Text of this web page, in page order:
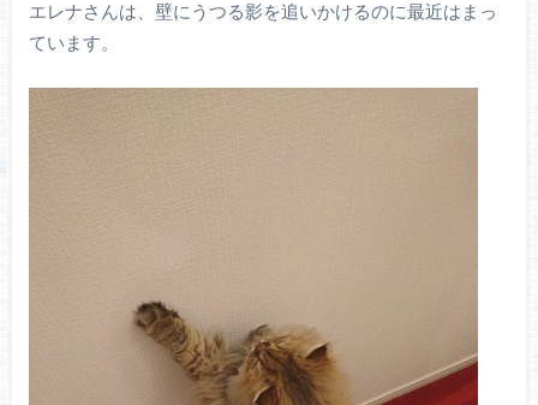
エレナさんは、壁にうつる影を追いかけるのに最近はまっ
ています。